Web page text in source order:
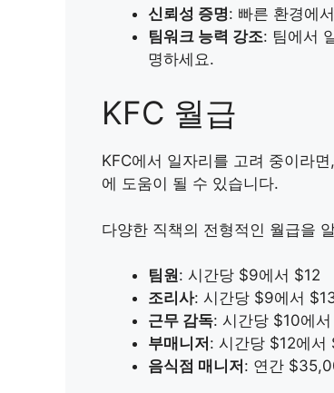
신뢰성 증명: 빠른 환경에
팀워크 능력 강조: 팀에서
명하세요.
KFC 월급
KFC에서 일자리를 고려 중이라
에 도움이 될 수 있습니다.
다양한 직책의 전형적인 월급을
팀원: 시간당 $9에서 $12
조리사: 시간당 $9에서
근무 감독: 시간당 $10에
부매니저 : 시간당 $12에서
음식점 매니저 : 연간